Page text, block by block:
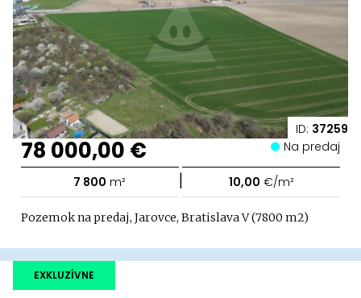
ID: 37259
78 000,00 € Na predaj
7 800 m² | 10,00 €/m²
Pozemok na predaj, Jarovce, Bratislava V (7800 m2)
EXKLUZÍVNE